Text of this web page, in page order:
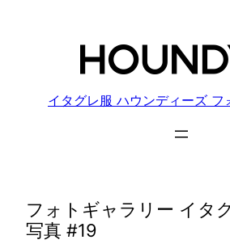
イタグレ服 ハウンディーズ フ
フォトギャラリー イタ
写真 #19